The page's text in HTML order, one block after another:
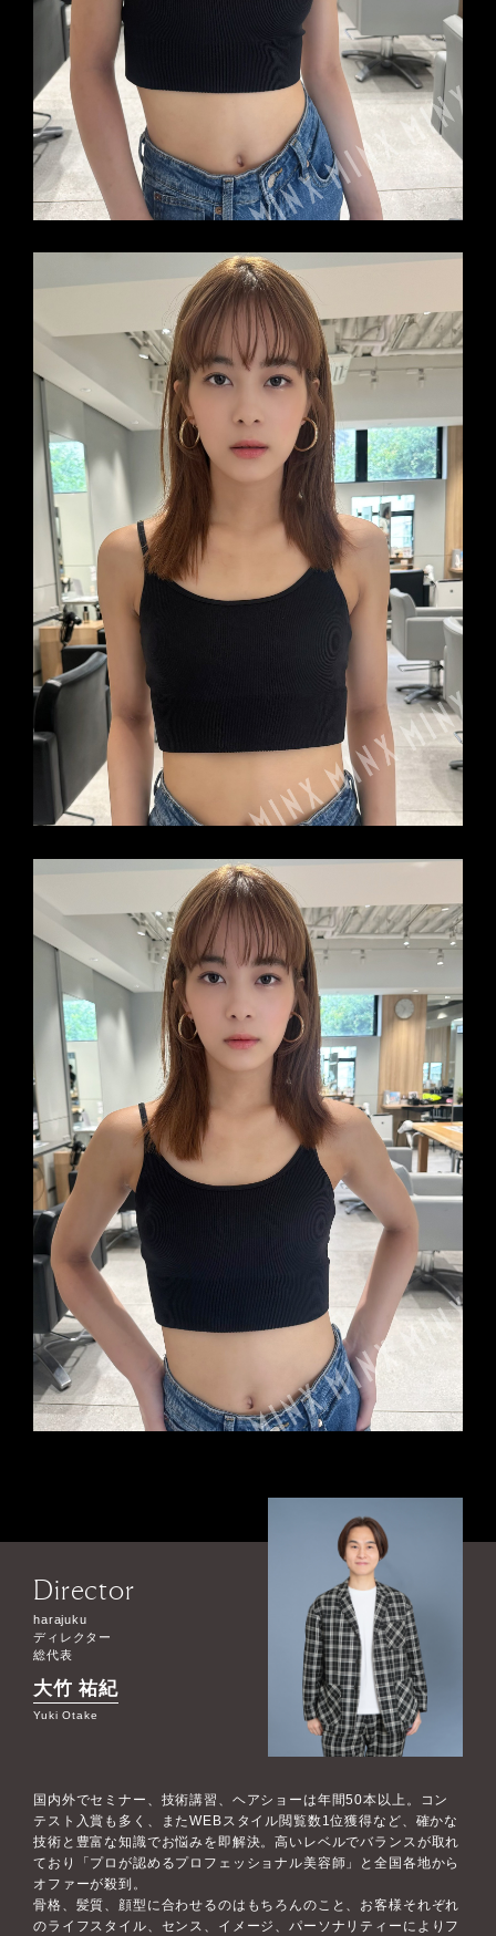
Director
harajuku
ディレクター
総代表
大竹 祐紀
Yuki Otake
国内外でセミナー、技術講習、ヘアショーは年間50本以上。コン
テスト入賞も多く、またWEBスタイル閲覧数1位獲得など、確かな
技術と豊富な知識でお悩みを即解決。高いレベルでバランスが取れ
ており「プロが認めるプロフェッショナル美容師」と全国各地から
オファーが殺到。
骨格、髪質、顔型に合わせるのはもちろんのこと、お客様それぞれ
のライフスタイル、センス、イメージ、パーソナリティーによりフ